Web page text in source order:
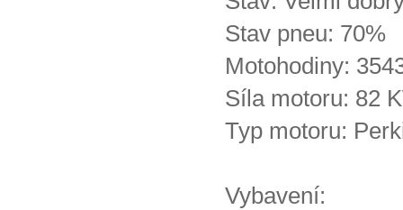
Stav pneu: 70%
Motohodiny:
Síla motoru: 82
Typ motoru:
Vybavení: